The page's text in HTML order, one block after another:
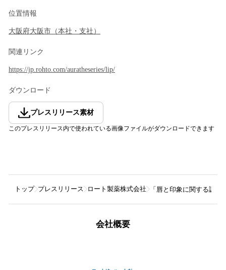
位置情報
大阪府大阪市 （本社・支社 ）
関連リンク
https://jp.rohto.com/auratheseries/lip/
ダウンロード
プレスリリース素材
このプレスリリース内で使われている画像ファイルがダウンロードできます
トップ プレスリリース ロート製薬株式会社 「唇と印象に関する調
会社概要